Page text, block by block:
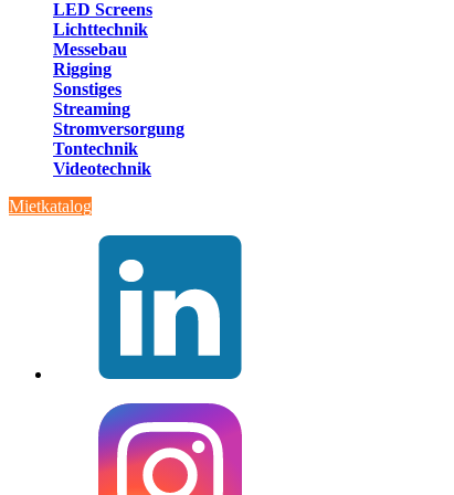
LED Screens
Lichttechnik
Messebau
Rigging
Sonstiges
Streaming
Stromversorgung
Tontechnik
Videotechnik
Mietkatalog